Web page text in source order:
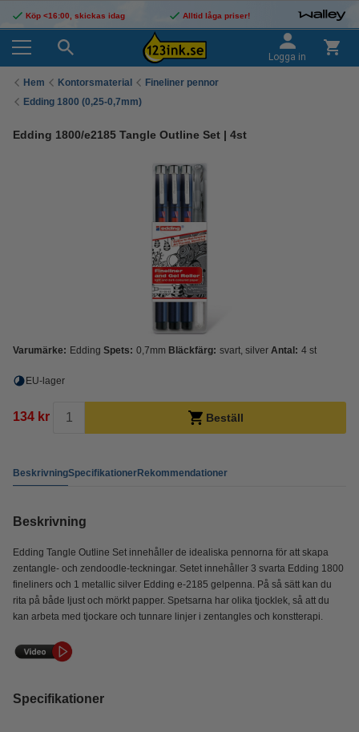
Köp <16:00, skickas idag Alltid låga priser!
Logga in
Hem Kontorsmaterial
Fineliner pennor
Edding 1800 (0,25-0,7mm)
Edding 1800/e2185 Tangle Outline Set | 4st
Varumärke: Edding Spets: 0,7mm Bläckfärg: svart, silver Antal: 4 st
EU-lager
134 kr Beställ
BeskrivningSpecifikationerRekommendationer
Beskrivning
Edding Tangle Outline Set innehåller de idealiska pennorna för att skapa
zentangle- och zendoodle-teckningar. Setet innehåller 3 svarta Edding 1800
fineliners och 1 metallic silver Edding e-2185 gelpenna. På så sätt kan du
rita på både ljust och mörkt papper. Spetsarna har olika tjocklek, så att du
kan arbeta med tjockare och tunnare linjer i zentangles och konstterapi.
Specifikationer